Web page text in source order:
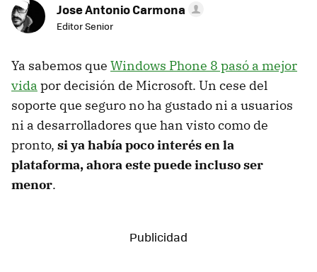
Jose Antonio Carmona
Editor Senior
Ya sabemos que Windows Phone 8 pasó a mejor
vida por decisión de Microsoft. Un cese del
soporte que seguro no ha gustado ni a usuarios
ni a desarrolladores que han visto como de
pronto, si ya había poco interés en la
plataforma, ahora este puede incluso ser
menor.